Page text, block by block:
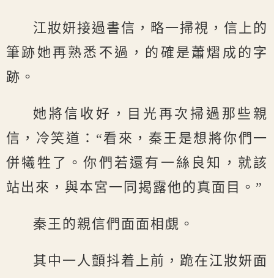
江妝妍接過書信，略一掃視，信上的
筆跡她再熟悉不過，的確是蕭熠成的字
跡。
她將信收好，目光再次掃過那些親
信，冷笑道：“看來，秦王是想將你們一
併犧牲了。你們若還有一絲良知，就該
站出來，與本宮一同揭露他的真面目。”
秦王的親信們面面相覷。
其中一人顫抖着上前，跪在江妝妍面